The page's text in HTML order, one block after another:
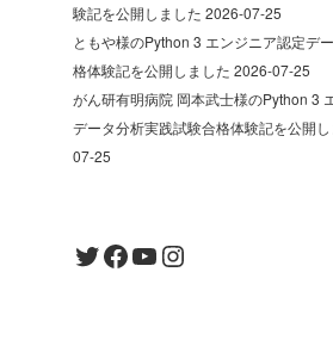
験記を公開しました 2026-07-25
ともや様のPython 3 エンジニア認定デ
格体験記を公開しました 2026-07-25
がん研有明病院 岡本武士様のPython 3
データ分析実践試験合格体験記を公開
07-25
Twitter
Facebook
YouTube
Instagram